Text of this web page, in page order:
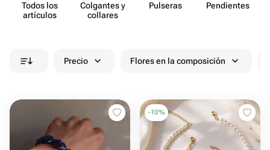
Todos los
artículos
Colgantes y
collares
Pulseras Pend​ientes
Precio Flores en la composición
-10%